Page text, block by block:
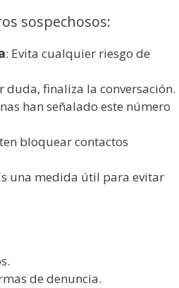
sospechosos:
: Evita cualquier riesgo de
duda, finaliza la conversación.
han señalado este número
bloquear contactos
una medida útil para evitar
de denuncia.